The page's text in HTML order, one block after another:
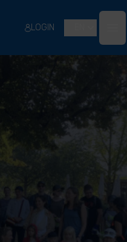
LOGIN